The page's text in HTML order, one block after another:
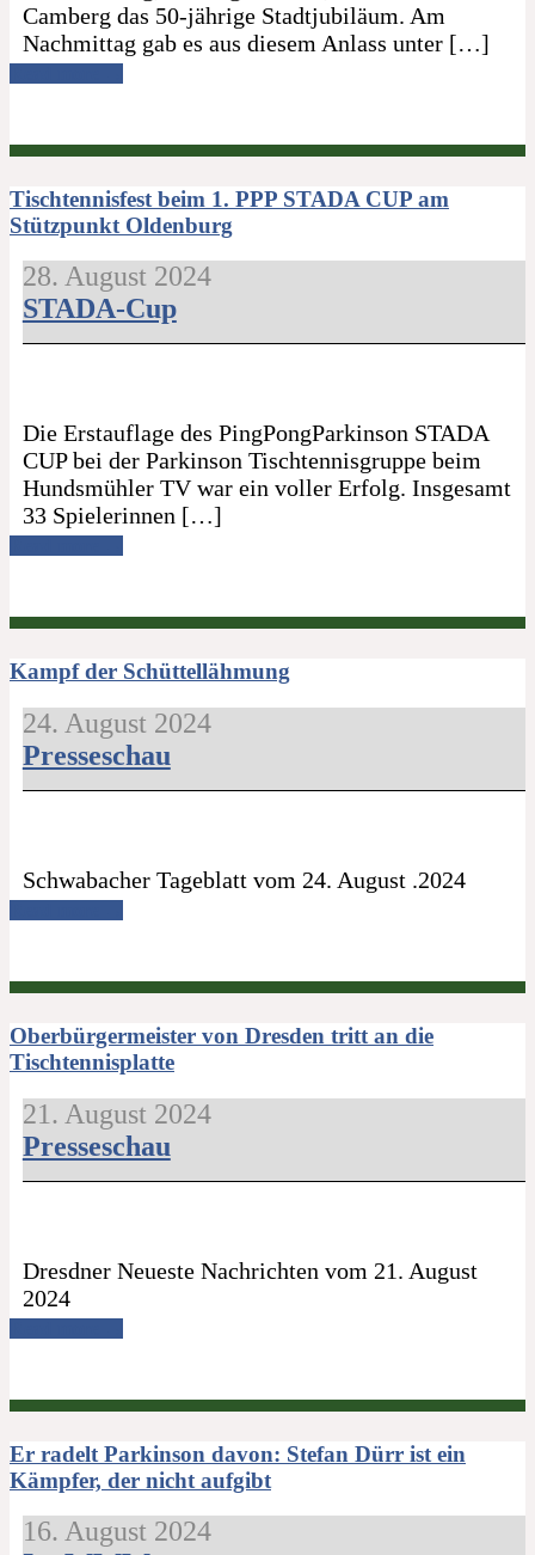
Camberg das 50-jährige Stadtjubiläum. Am
Nachmittag gab es aus diesem Anlass unter […]
Tischtennisfest beim 1. PPP STADA CUP am
Stützpunkt Oldenburg
28. August 2024
STADA-Cup
Die Erstauflage des PingPongParkinson STADA
CUP bei der Parkinson Tischtennisgruppe beim
Hundsmühler TV war ein voller Erfolg. Insgesamt
33 Spielerinnen […]
Kampf der Schüttellähmung
24. August 2024
Presseschau
Schwabacher Tageblatt vom 24. August .2024
Oberbürgermeister von Dresden tritt an die
Tischtennisplatte
21. August 2024
Presseschau
Dresdner Neueste Nachrichten vom 21. August
2024
Er radelt Parkinson davon: Stefan Dürr ist ein
Kämpfer, der nicht aufgibt
16. August 2024